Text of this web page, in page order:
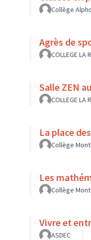
Collège
Agrès de
COLLEGE LA
Salle ZEN
COLLEGE LA
La place
Collège
Les
Collège
Vivre et
ASDEC